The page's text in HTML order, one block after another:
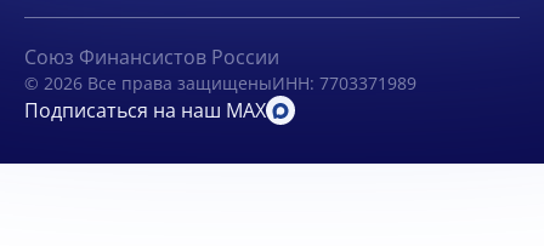
Союз Финансистов России
© 2026 Все права защищеныИНН: 7703371989
Подписаться на наш MAX